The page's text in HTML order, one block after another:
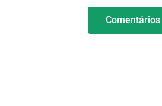
Comentários